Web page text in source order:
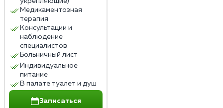
Медикаментозная
терапия
Консультации и
наблюдение
специалистов
Больничный лист
Индивидуальное
питание
В палате туалет и душ
Записаться